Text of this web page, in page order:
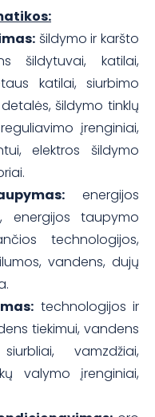
šildymo ir karšto
šildytuvai, katilai,
katilai, siurbimo
šildymo tinklų
įrenginiai,
elektros šildymo
energijos
energijos taupymo
technologijos,
vandens, dujų
technologijos ir
tiekimui, vandens
vamzdžiai,
valymo įrenginiai,